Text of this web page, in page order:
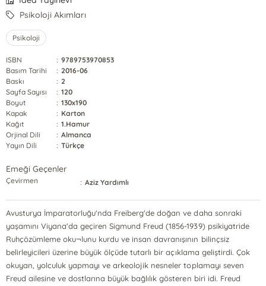
Psikoloji Akımları
Psikoloji
ISBN : 9789753970853
Basım Tarihi
: 2016-06
Baskı
: 2
Sayfa Sayısı
: 120
Boyut
: 130x190
Kapak
: Karton
Kağıt
: 1.Hamur
Orjinal Dili
: Almanca
Yayın Dili
: Türkçe
Emeği Geçenler
Çevirmen : Aziz Yardımlı
Avusturya İmparatorluğu'nda Freiberg'de doğan ve daha sonraki
yaşamını Viyana'da geçiren Sigmund Freud (1856-1939) psikiyatride
Ruhçözümleme oku¬lunu kurdu ve insan davranışının bilinçsiz
belirleyicileri üzerine büyük ölçüde tutarlı bir açıklama geliştirdi. Çok
okuyan, yolculuk yapmayı ve arkeolojik nesneler toplamayı seven
Freud ailesine ve dostlarına büyük bağlılık gösteren biri idi. Freud